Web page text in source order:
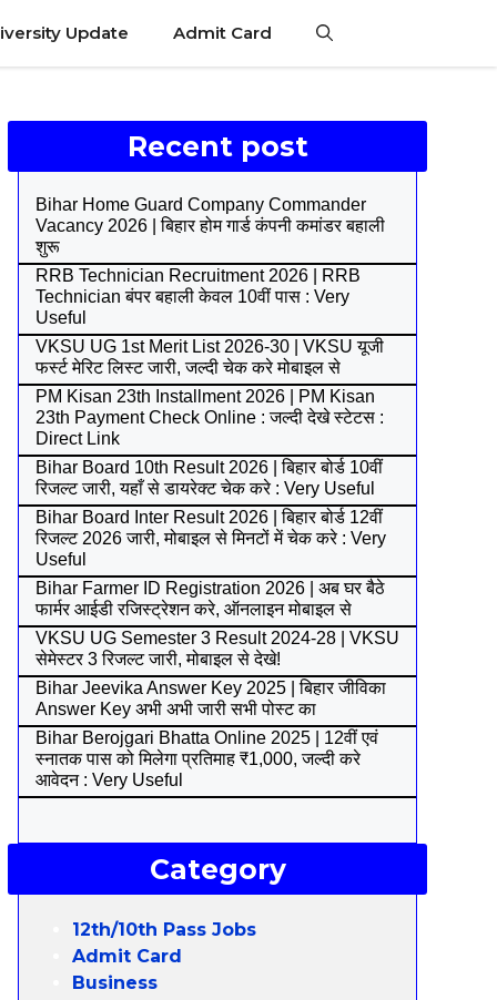
Update Admit Card
Recent post
Bihar Home Guard Company Commander
Vacancy 2026 | बिहार होम गार्ड कंपनी कमांडर बहाली
शुरू
RRB Technician Recruitment 2026 | RRB
Technician बंपर बहाली केवल 10वीं पास : Very
Useful
VKSU UG 1st Merit List 2026-30 | VKSU यूजी
फर्स्ट मेरिट लिस्ट जारी, जल्दी चेक करे मोबाइल से
PM Kisan 23th Installment 2026 | PM Kisan
23th Payment Check Online : जल्दी देखे स्टेटस :
Direct Link
Bihar Board 10th Result 2026 | बिहार बोर्ड 10वीं
रिजल्ट जारी, यहाँ से डायरेक्ट चेक करे : Very Useful
Bihar Board Inter Result 2026 | बिहार बोर्ड 12वीं
रिजल्ट 2026 जारी, मोबाइल से मिनटों में चेक करे : Very
Useful
Bihar Farmer ID Registration 2026 | अब घर बैठे
फार्मर आईडी रजिस्ट्रेशन करे, ऑनलाइन मोबाइल से
VKSU UG Semester 3 Result 2024-28 | VKSU
सेमेस्टर 3 रिजल्ट जारी, मोबाइल से देखे!
Bihar Jeevika Answer Key 2025 | बिहार जीविका
Answer Key अभी अभी जारी सभी पोस्ट का
Bihar Berojgari Bhatta Online 2025 | 12वीं एवं
स्नातक पास को मिलेगा प्रतिमाह ₹1,000, जल्दी करे
आवेदन : Very Useful
Category
12th/10th Pass Jobs
Admit Card
Business